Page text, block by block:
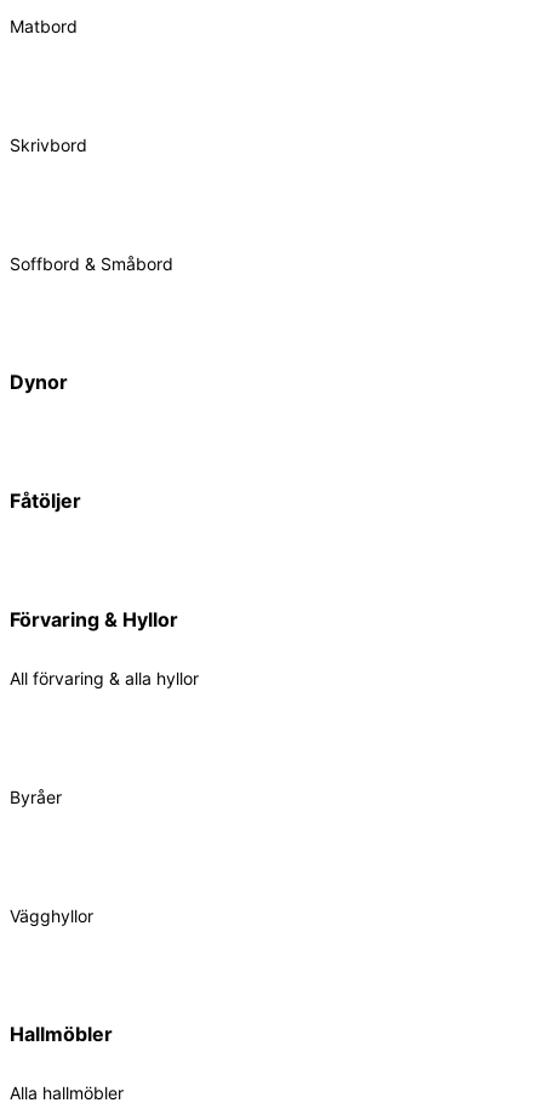
Matbord
Skrivbord
Soffbord & Småbord
Dynor
Fåtöljer
Förvaring & Hyllor
All förvaring & alla hyllor
Byråer
Vägghyllor
Hallmöbler
Alla hallmöbler